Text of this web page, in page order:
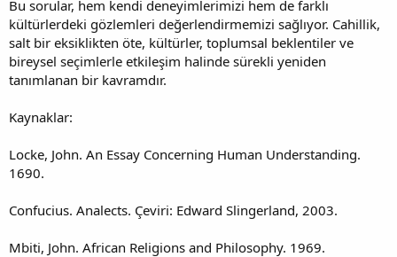
Bu sorular, hem kendi deneyimlerimizi hem de farklı
kültürlerdeki gözlemleri değerlendirmemizi sağlıyor. Cahillik,
salt bir eksiklikten öte, kültürler, toplumsal beklentiler ve
bireysel seçimlerle etkileşim halinde sürekli yeniden
tanımlanan bir kavramdır.
Kaynaklar:
Locke, John. An Essay Concerning Human Understanding.
1690.
Confucius. Analects. Çeviri: Edward Slingerland, 2003.
Mbiti, John. African Religions and Philosophy. 1969.